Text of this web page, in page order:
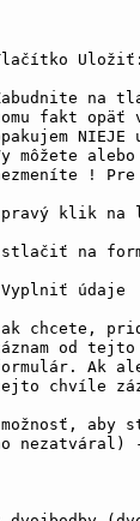
Uložiť:
na
fakt opäť
môžete
!
klik na
na
údaje
chcete,
od
Ak
chvíle
aby
nezatváral) -